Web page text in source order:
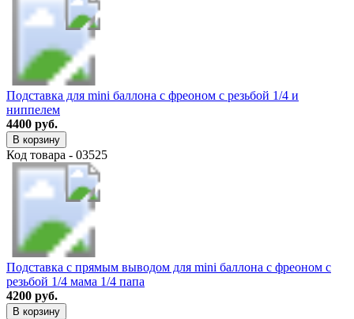
Подставка для mini баллона с фреоном с резьбой 1/4 и
ниппелем
4400 руб.
В корзину
Код товара - 03525
Подставка с прямым выводом для mini баллона с фреоном с
резьбой 1/4 мама 1/4 папа
4200 руб.
В корзину